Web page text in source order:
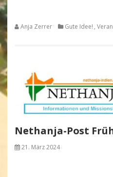
Anja Zerrer Gute Idee! ,
Nethanja-Post
21. März 2024